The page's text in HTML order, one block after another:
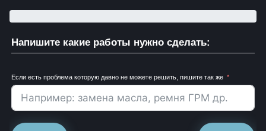
Напишите какие работы нужно сделать:
Если есть проблема которую давно не можете решить, пишите так же